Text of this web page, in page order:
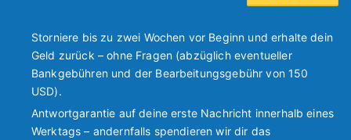
Storniere bis zu zwei Wochen vor Beginn und erhalte dein
Geld zurück – ohne Fragen (abzüglich eventueller
Bankgebühren und der Bearbeitungsgebühr von 150
USD).
Antwortgarantie auf deine erste Nachricht innerhalb eines
Werktags – andernfalls spendieren wir dir das